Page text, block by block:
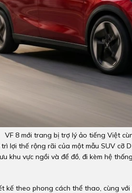
VF 8 mới trang bị trợ lý ảo tiếng Việt
lợi thế rộng rãi của một mẫu SUV cỡ
khu vực ngồi và để đồ, đi kèm hệ
kế theo phong cách thể thao, cùng